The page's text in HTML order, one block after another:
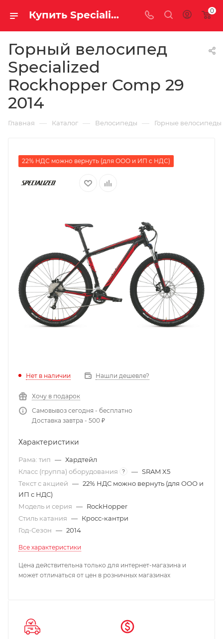
Купить Specialized Rockhopper Comp 29 2014 за рублей, а со скидкой 0
Горный велосипед
Specialized
Rockhopper Comp 29
2014
Главная — Каталог — Велосипеды — Горные велосипеды
22% НДС можно вернуть (для ООО и ИП с НДС)
Нет в наличии Нашли дешевле?
Хочу в подарок
Самовывоз сегодня - бесплатно
Доставка завтра - 500 ₽
Характеристики
Рама: тип — Хардтейл
Класс (группа) оборудования
? — SRAM X5
Текст с акцией — 22% НДС можно вернуть (для ООО и
ИП с НДС)
Модель и серия — RockHopper
Стиль катания — Кросс-кантри
Год-Сезон — 2014
Все характеристики
Цена действительна только для интернет-магазина и
может отличаться от цен в розничных магазинах